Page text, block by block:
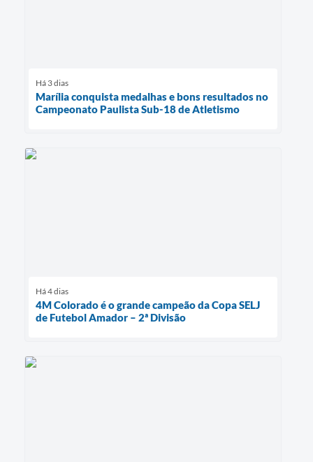
Há 3 dias
Marília conquista medalhas e bons resultados no
Campeonato Paulista Sub-18 de Atletismo
Há 4 dias
4M Colorado é o grande campeão da Copa SELJ
de Futebol Amador – 2ª Divisão